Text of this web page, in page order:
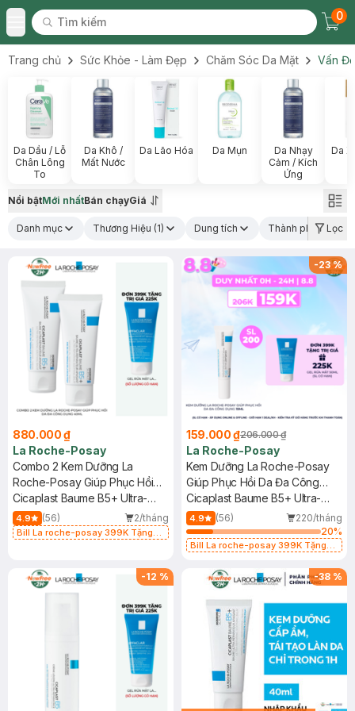
Toggle Menu
Tìm kiếm
Tìm kiếm
0
Trang chủ Sức Khỏe - Làm Đẹp Chăm Sóc Da Mặt Vấn
Da Dầu / Lỗ
Chân Lông
To
Da Khô /
Mất Nước
Da Lão Hóa Da Mụn
Da Nhạy
Cảm / Kích
Ứng
Da
Nổi bậtMới nhấtBán chạyGiá
Danh mục Thương Hiệu (1) Dung tích Thành phần nổi bật
Lọc
880.000 ₫
La Roche-Posay
Combo 2 Kem Dưỡng La
Roche-Posay Giúp Phục Hồi
Da Đa Công Dụng 40ml
Cicaplast Baume B5+ Ultra-
Repairing Soothing Balm
4.9 (56) 2/tháng
Bill La roche-posay 399K Tặng
-23%
159.000 ₫206.000 ₫
La Roche-Posay
Kem Dưỡng La Roche-Posay
Giúp Phục Hồi Da Đa Công
Dụng 15ml
Cicaplast Baume B5+ Ultra-
Repairing Soothing Balm
4.9 (56)
220/tháng
20%
Bill La roche-posay 399K Tặng
(SL có hạn)
-12 % -38 %